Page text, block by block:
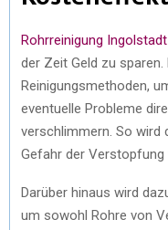
Rohrreinigung Ingolstadt
der Zeit Geld zu
Reinigungsmethoden,
eventuelle Probleme
verschlimmern. So wird
Gefahr der Verstopfung
Darüber hinaus wird
um sowohl Rohre von